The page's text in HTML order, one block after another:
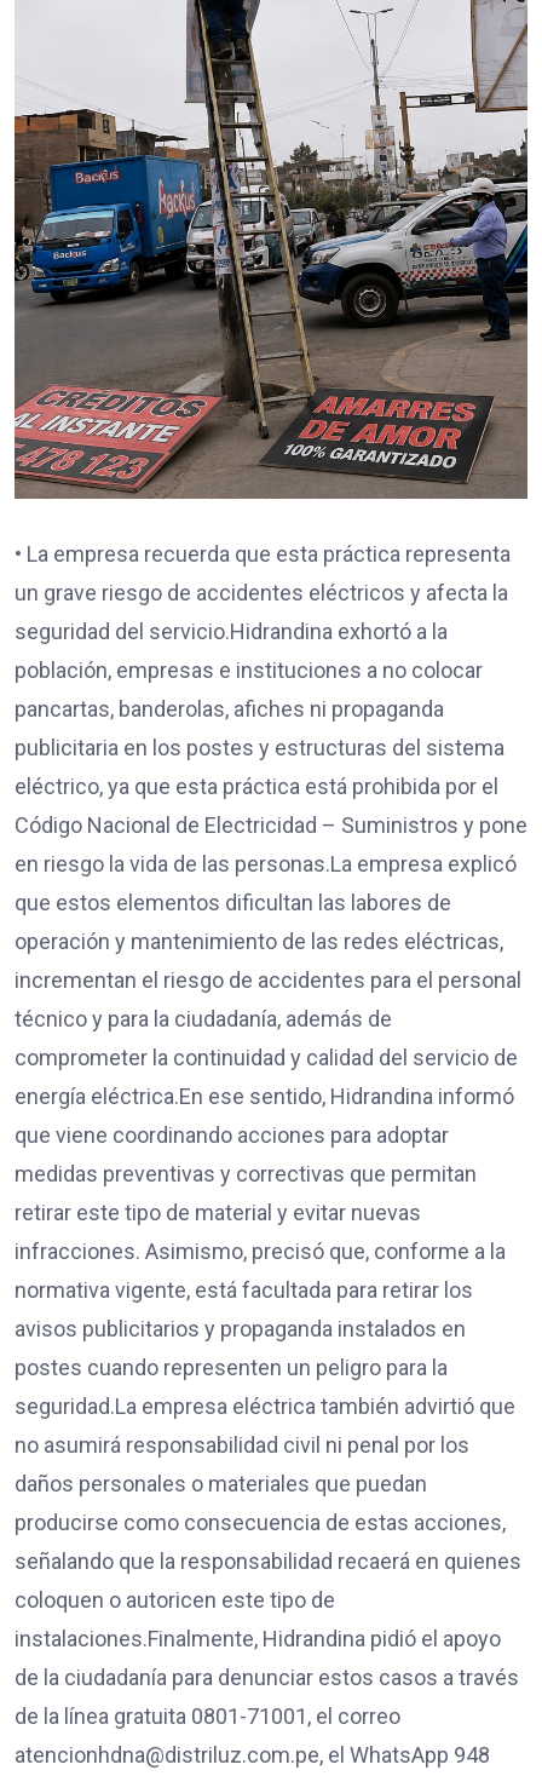
• La empresa recuerda que esta práctica representa
un grave riesgo de accidentes eléctricos y afecta la
seguridad del servicio.Hidrandina exhortó a la
población, empresas e instituciones a no colocar
pancartas, banderolas, afiches ni propaganda
publicitaria en los postes y estructuras del sistema
eléctrico, ya que esta práctica está prohibida por el
Código Nacional de Electricidad – Suministros y pone
en riesgo la vida de las personas.La empresa explicó
que estos elementos dificultan las labores de
operación y mantenimiento de las redes eléctricas,
incrementan el riesgo de accidentes para el personal
técnico y para la ciudadanía, además de
comprometer la continuidad y calidad del servicio de
energía eléctrica.En ese sentido, Hidrandina informó
que viene coordinando acciones para adoptar
medidas preventivas y correctivas que permitan
retirar este tipo de material y evitar nuevas
infracciones. Asimismo, precisó que, conforme a la
normativa vigente, está facultada para retirar los
avisos publicitarios y propaganda instalados en
postes cuando representen un peligro para la
seguridad.La empresa eléctrica también advirtió que
no asumirá responsabilidad civil ni penal por los
daños personales o materiales que puedan
producirse como consecuencia de estas acciones,
señalando que la responsabilidad recaerá en quienes
coloquen o autoricen este tipo de
instalaciones.Finalmente, Hidrandina pidió el apoyo
de la ciudadanía para denunciar estos casos a través
de la línea gratuita 0801-71001, el correo
atencionhdna@distriluz.com.pe, el WhatsApp 948